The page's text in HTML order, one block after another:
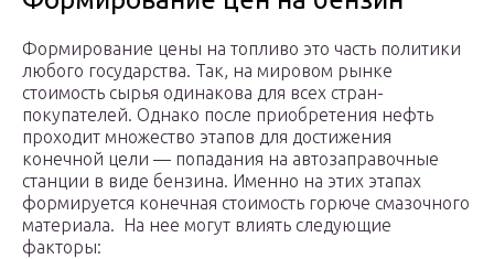
Формирование цены на топливо это часть политики
любого государства. Так, на мировом рынке
стоимость сырья одинакова для всех стран-
покупателей. Однако после приобретения нефть
проходит множество этапов для достижения
конечной цели — попадания на автозаправочные
станции в виде бензина. Именно на этих этапах
формируется конечная стоимость горюче смазочного
материала. На нее могут влиять следующие
факторы: